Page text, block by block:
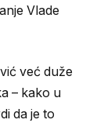
Vlade
već duže
– kako u
da je to